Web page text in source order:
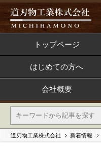
トップページ
はじめての方へ
会社概要
道刃物工業株式会社 新着情報